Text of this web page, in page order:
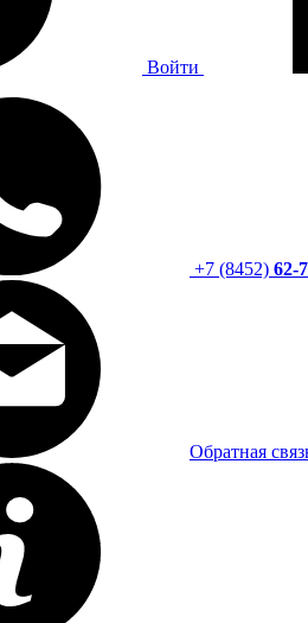
Войти
+7 (8452) 62-
Обратная